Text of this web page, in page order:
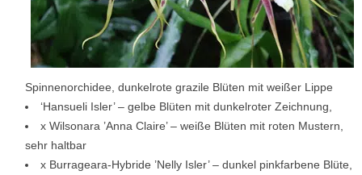
Spinnenorchidee, dunkelrote grazile Blüten mit weißer Lippe
‘Hansueli Isler’ – gelbe Blüten mit dunkelroter Zeichnung,
x Wilsonara ’Anna Claire’ – weiße Blüten mit roten Mustern,
sehr haltbar
x Burrageara-Hybride ’Nelly Isler’ – dunkel pinkfarbene Blüte,